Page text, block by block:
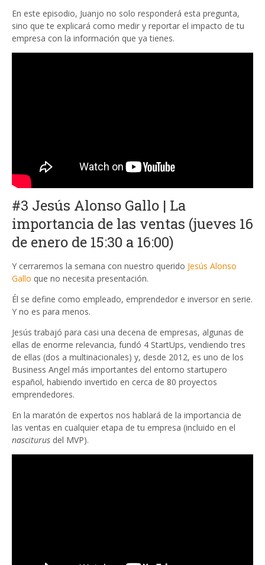
En este episodio, Juanjo no solo responderá esta pregunta,
sino que te explicará como medir y reportar el impacto de tu
empresa con la información que ya tienes.
#3 Jesús Alonso Gallo | La
importancia de las ventas (jueves 16
de enero de 15:30 a 16:00)
Y cerraremos la semana con nuestro querido Jesús Alonso
Gallo que no necesita presentación.
Él se define como empleado, emprendedor e inversor en serie.
Y no es para menos.
Jesús trabajó para casi una decena de empresas, algunas de
ellas de enorme relevancia, fundó 4 StartUps, vendiendo tres
de ellas (dos a multinacionales) y, desde 2012, es uno de los
Business Angel más importantes del entorno startupero
español, habiendo invertido en cerca de 80 proyectos
emprendedores.
En la maratón de expertos nos hablará de la importancia de
las ventas en cualquier etapa de tu empresa (incluido en el
nasciturus del MVP).